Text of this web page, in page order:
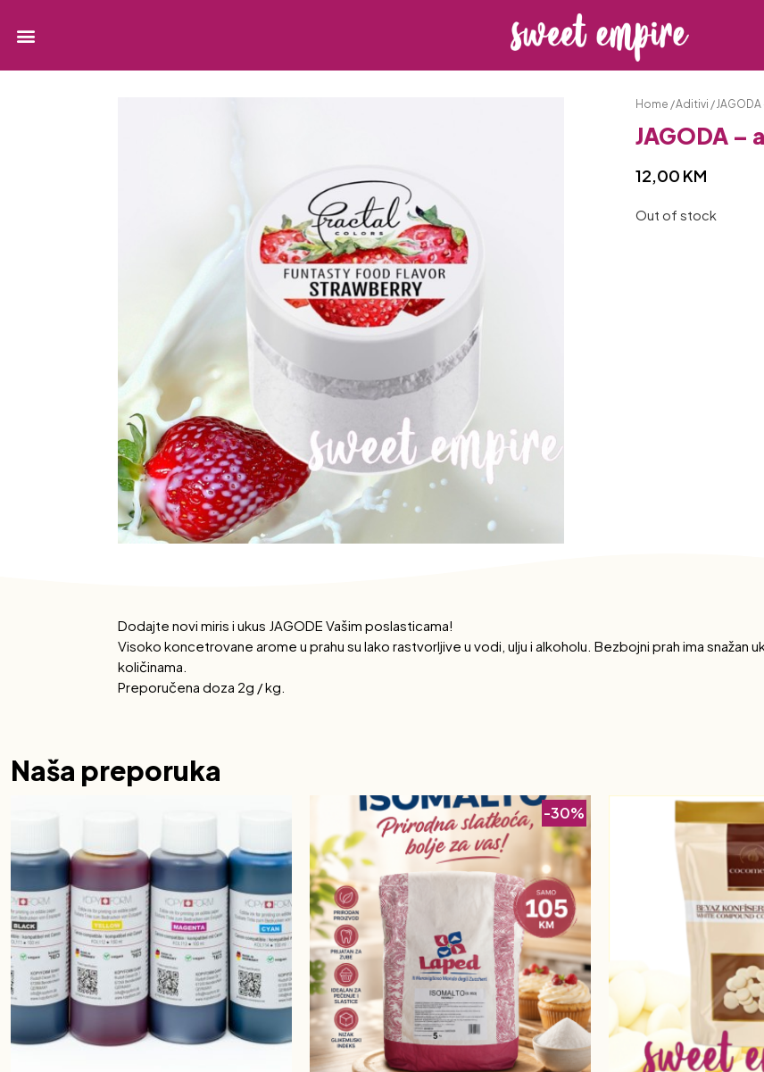
Home /Aditivi /
JAGODA –
12,00 KM
Out of stock
Dodajte novi miris i ukus JAGODE Vašim poslasticama!
Visoko koncetrovane arome u prahu su lako rastvorljive u vodi, ulju i alkoholu. Bezbojni prah ima snažan
količinama.
Preporučena doza 2g / kg.
Naša preporuka
-30%